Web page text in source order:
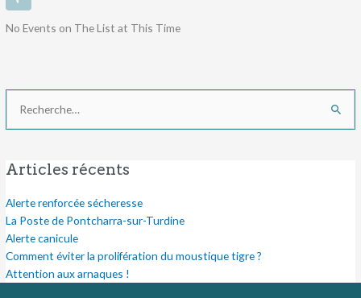
No Events on The List at This Time
Rechercher :
Articles récents
Alerte renforcée sécheresse
La Poste de Pontcharra-sur-Turdine
Alerte canicule
Comment éviter la prolifération du moustique tigre ?
Attention aux arnaques !